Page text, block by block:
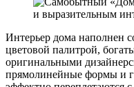
Интерьер дома наполнен
цветовой палитрой,
оригинальными
прямолинейные формы и